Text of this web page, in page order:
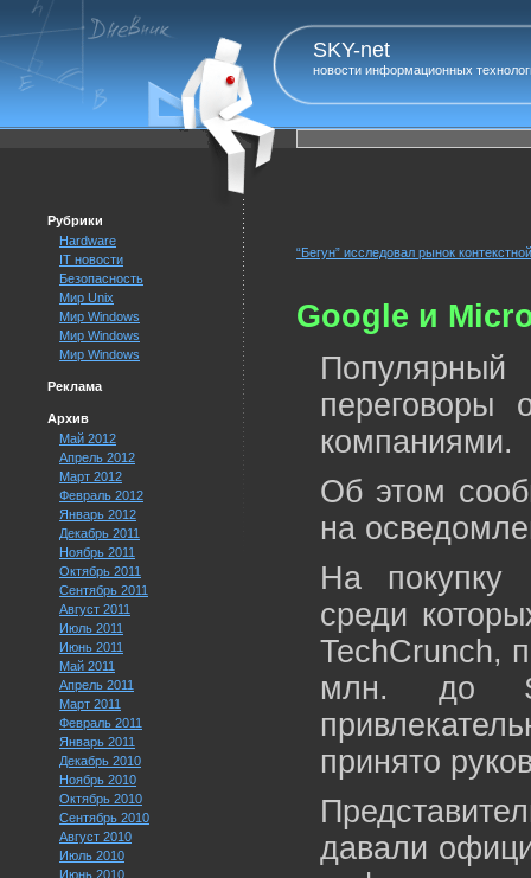
SKY-net
новости информационных
Рубрики
Hardware
IT новости
Безопасность
Мир Unix
Мир Windows
Мир Windows
Мир Windows
Реклама
Архив
Май 2012
Апрель 2012
Март 2012
Февраль 2012
Январь 2012
Декабрь 2011
Ноябрь 2011
Октябрь 2011
Сентябрь 2011
Август 2011
Июль 2011
Июнь 2011
Май 2011
Апрель 2011
Март 2011
Февраль 2011
Январь 2011
Декабрь 2010
Ноябрь 2010
Октябрь 2010
Сентябрь 2010
Август 2010
Июль 2010
Июнь 2010
“Бегун” исследовал рынок
Google и
переговоры
компаниями.
Об этом
на
На покупку
среди
TechCrunch,
млн. до
принято
давали